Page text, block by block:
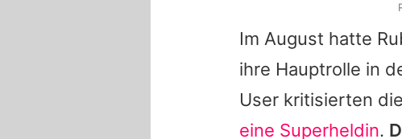
Im August hatte
ihre Hauptrolle in
User kritisierten
eine Superheldin.